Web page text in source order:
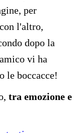
per
l'altro,
dopo la
vi ha
le boccacce!
tra emozione e